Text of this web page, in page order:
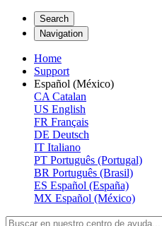
Search
Navigation
Home
Support
Español (México)
CA Catalan
US English
FR Français
DE Deutsch
IT Italiano
PT Português (Portugal)
BR Português (Brasil)
ES Español (España)
MX Español (México)